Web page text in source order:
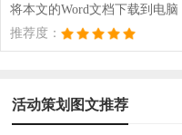
将本文的Word文档下载到电
推荐度：
活动策划图文推荐